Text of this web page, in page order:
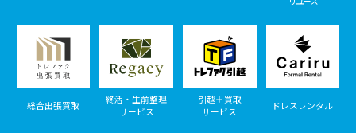
総合出張買取
終活・生前整理
サービス
引越＋買取
サービス
ドレスレンタル